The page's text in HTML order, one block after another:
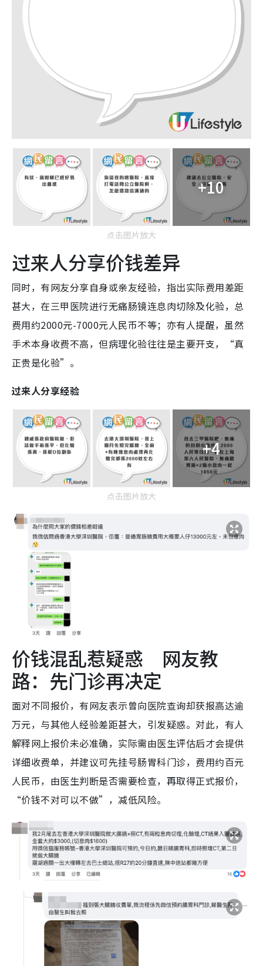
+10
点击图片放大
过来人分享价钱差异
同时，有网友分享自身或亲友经验，指出实际费用差距
甚大，在三甲医院进行无痛肠镜连息肉切除及化验，总
费用约2000元-7000元人民币不等；亦有人提醒，虽然
手术本身收费不高，但病理化验往往是主要开支，“真
正贵是化验”。
过来人分享经验
+4
点击图片放大
价钱混乱惹疑惑 网友教
路：先门诊再决定
面对不同报价，有网友表示曾向医院查询却获报高达逾
万元，与其他人经验差距甚大，引发疑惑。对此，有人
解释网上报价未必准确，实际需由医生评估后才会提供
详细收费单，并建议可先挂号肠胃科门诊，费用约百元
人民币，由医生判断是否需要检查，再取得正式报价，
“价钱不对可以不做”，减低风险。